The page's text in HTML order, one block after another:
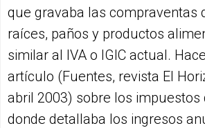
que gravaba las compraventas
raíces, paños y productos
similar al IVA o IGIC actual.
artículo (Fuentes, revista El
abril 2003) sobre los impuestos
donde detallaba los ingresos